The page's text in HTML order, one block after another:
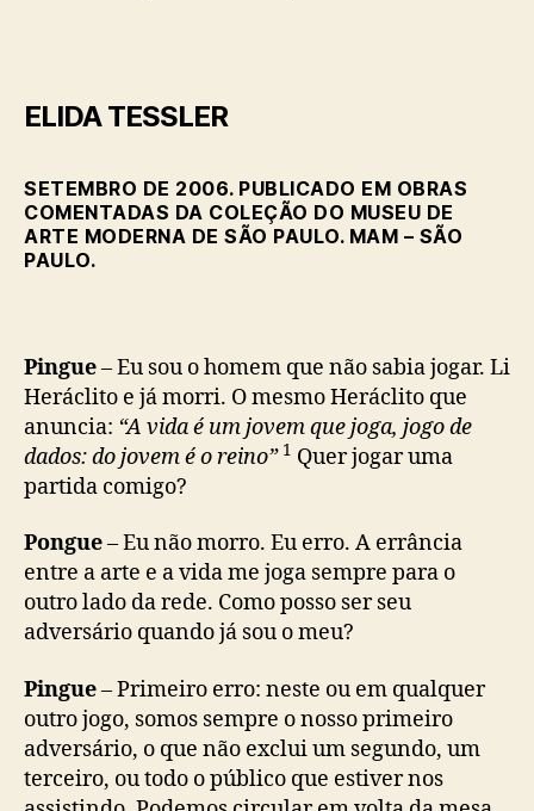
ELIDA TESSLER
SETEMBRO DE 2006. PUBLICADO EM OBRAS
COMENTADAS DA COLEÇÃO DO MUSEU DE
ARTE MODERNA DE SÃO PAULO. MAM – SÃO
PAULO.
Pingue– Eu sou o homem que não sabia jogar. Li
Heráclito e já morri. O mesmo Heráclito que
anuncia: “A vida é um jovem que joga, jogo de
dados: do jovem é o reino” 1 Quer jogar uma
partida comigo?
Pongue– Eu não morro. Eu erro. A errância
entre a arte e a vida me joga sempre para o
outro lado da rede. Como posso ser seu
adversário quando já sou o meu?
Pingue– Primeiro erro: neste ou em qualquer
outro jogo, somos sempre o nosso primeiro
adversário, o que não exclui um segundo, um
terceiro, ou todo o público que estiver nos